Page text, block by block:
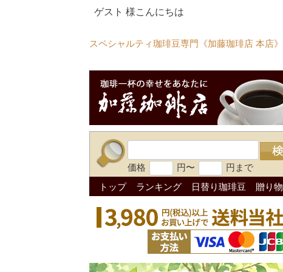
ゲスト 様こんにちは
スペシャルティ珈琲豆専門《加藤珈琲店 本店》
価格 円〜 円まで
トップ ランキング 日替り珈琲豆 贈り物